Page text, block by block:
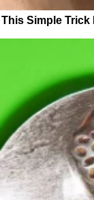
This Simple Trick